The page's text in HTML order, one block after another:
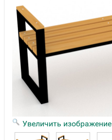
Увеличить изображение